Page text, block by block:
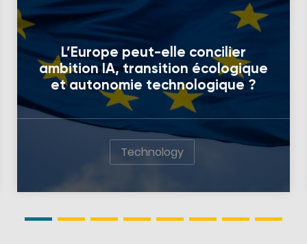
L’Europe peut-elle concilier
ambition IA, transition écologique
et autonomie technologique ?
Technology